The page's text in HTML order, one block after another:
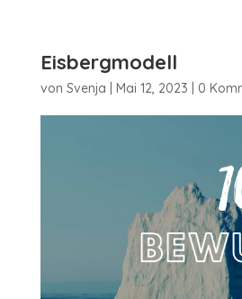
Eisbergmodell
von Svenja Mai 12, 2023 0